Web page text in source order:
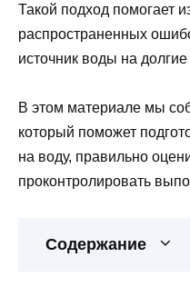
Такой подход помогает
распространенных
источник воды на
В этом материале мы
который поможет
на воду, правильно
проконтролировать
Содержание